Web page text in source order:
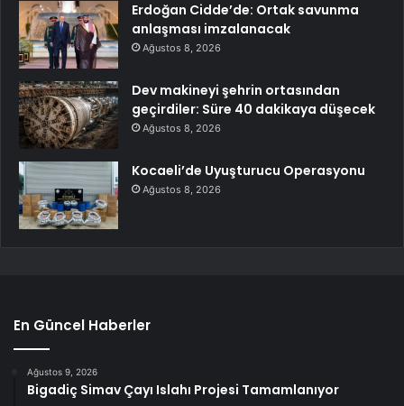
Erdoğan Cidde’de: Ortak savunma
anlaşması imzalanacak
Ağustos 8, 2026
Dev makineyi şehrin ortasından
geçirdiler: Süre 40 dakikaya düşecek
Ağustos 8, 2026
Kocaeli’de Uyuşturucu Operasyonu
Ağustos 8, 2026
En Güncel Haberler
Ağustos 9, 2026
Bigadiç Simav Çayı Islahı Projesi Tamamlanıyor